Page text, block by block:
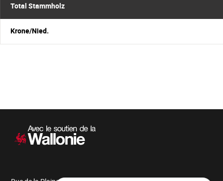
Total Stammholz
Krone/Nied.
Sekundärnavigation